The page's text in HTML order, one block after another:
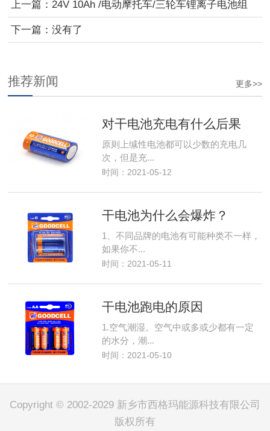
上一篇： 24V 10Ah /电动摩托车/三轮车锂离子电池组
下一篇： 没有了
更多>>
推荐新闻
对干电池充电有什么后果
原则上缄性电池都可以少数的充电几
次，但是充...
时间：2021-05-12
干电池为什么会爆炸？
1、不同品牌的电池有可能种类不一样，
如果你不...
时间：2021-05-11
干电池跑电的原因
1.空气潮湿。空气中或多或少都有一定
的水分，潮...
时间：2021-05-10
Copyright © 2002-2029 新乡市西格玛能源科技有限公司
版权所有